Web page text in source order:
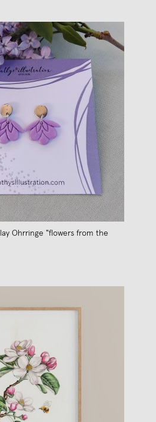
Ohrringe "flowers from the